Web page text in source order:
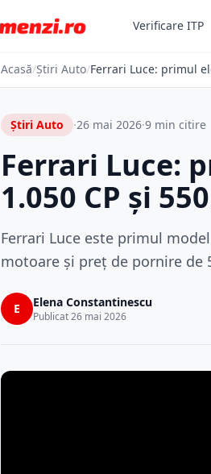
Verificare ITP
Acasă/Știri Auto/Ferrari Luce: primul
Știri Auto ·26 mai 2026·9 min citire
Ferrari Luce:
1.050 CP și
Ferrari Luce este primul
motoare și preț de pornire de
E Elena Constantinescu
Publicat 26 mai 2026